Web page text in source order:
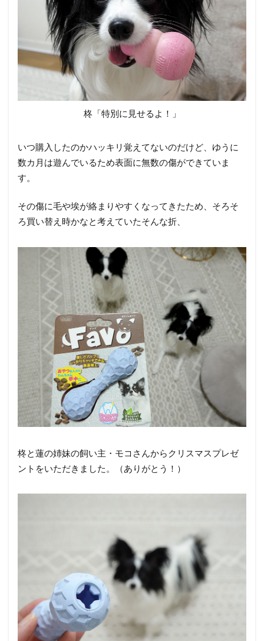
柊「特別に見せるよ！」
いつ購入したのかハッキリ覚えてないのだけど、ゆうに
数カ月は遊んでいるため表面に無数の傷ができていま
す。
その傷に毛や埃が絡まりやすくなってきたため、そろそ
ろ買い替え時かなと考えていたそんな折、
柊と蓮の姉妹の飼い主・モコさんからクリスマスプレゼ
ントをいただきました。（ありがとう！）